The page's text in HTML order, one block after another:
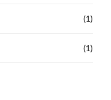
(1)
(1)